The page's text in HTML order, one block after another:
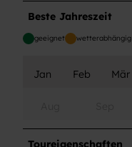
Beste Jahreszeit
geeignet wetterabhängig
Jan Feb Mär
Toureigenschaften